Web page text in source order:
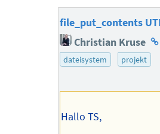
file_put_contents
Christian Kruse
des
dateisystem
projekt
Hallo TS,